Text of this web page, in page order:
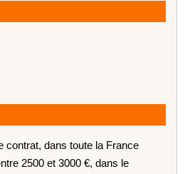
contrat, dans toute la France
2500 et 3000 €, dans le